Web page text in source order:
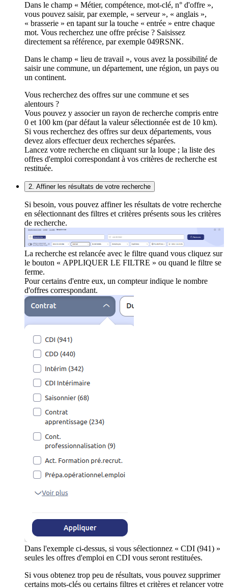
Dans le champ « Métier, compétence, mot-clé, n° d'offre »,
vous pouvez saisir, par exemple, « serveur », « anglais »,
« brasserie » en tapant sur la touche « entrée » entre chaque
mot. Vous recherchez une offre précise ? Saisissez
directement sa référence, par exemple 049RSNK.
Dans le champ « lieu de travail », vous avez la possibilité de
saisir une commune, un département, une région, un pays ou
un continent.
Vous recherchez des offres sur une commune et ses
alentours ?
Vous pouvez y associer un rayon de recherche compris entre
0 et 100 km (par défaut la valeur sélectionnée est de 10 km).
Si vous recherchez des offres sur deux départements, vous
devez alors effectuer deux recherches séparées.
Lancez votre recherche en cliquant sur la loupe ; la liste des
offres d'emploi correspondant à vos critères de recherche est
restituée.
2. Affiner les résultats de votre recherche
Si besoin, vous pouvez affiner les résultats de votre recherche
en sélectionnant des filtres et critères présents sous les critères
de recherche.
La recherche est relancée avec le filtre quand vous cliquez sur
le bouton « APPLIQUER LE FILTRE » ou quand le filtre se
ferme.
Pour certains d'entre eux, un compteur indique le nombre
d'offres correspondant.
Dans l'exemple ci-dessus, si vous sélectionnez « CDI (941) »
seules les offres d'emploi en CDI vous seront restituées.
Si vous obtenez trop peu de résultats, vous pouvez supprimer
certains mots-clés ou certains filtres et critères et relancer votre